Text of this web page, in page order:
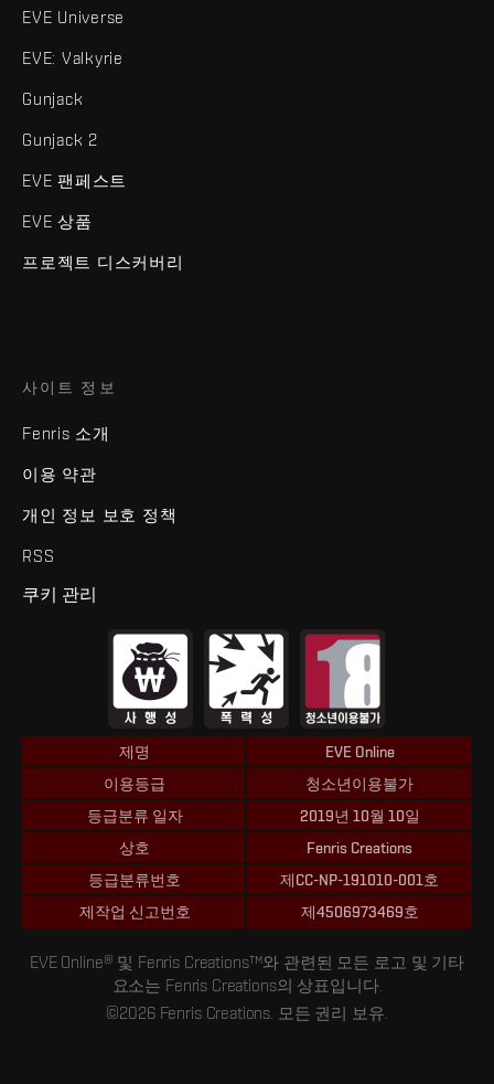
EVE Universe
EVE: Valkyrie
Gunjack
Gunjack 2
EVE 팬페스트
EVE 상품
프로젝트 디스커버리
사이트 정보
Fenris 소개
이용 약관
개인 정보 보호 정책
RSS
쿠키 관리
제명
EVE Online
이용등급
청소년이용불가
등급분류 일자
2019년 10월 10일
상호
Fenris Creations
등급분류번호
제CC-NP-191010-001호
제작업 신고번호
제4506973469호
EVE Online® 및 Fenris Creations™와 관련된 모든 로고 및 기타
요소는 Fenris Creations의 상표입니다.
©2026 Fenris Creations. 모든 권리 보유.